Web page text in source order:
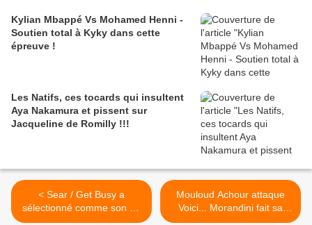
Kylian Mbappé Vs Mohamed Henni -
Soutien total à Kyky dans cette
épreuve !
Les Natifs, ces tocards qui insultent
Aya Nakamura et pissent sur
Jacqueline de Romilly !!!
< Sear / Get Busy a
sélectionné comme son du
jour...
Mouloud Achour attaque
Voici... Morandini fait sa
chochotte et de la rétention